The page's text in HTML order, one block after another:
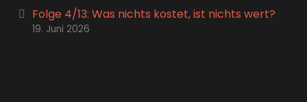
Folge 4/13: Was nichts kostet, ist nichts wert?
19. Juni 2026